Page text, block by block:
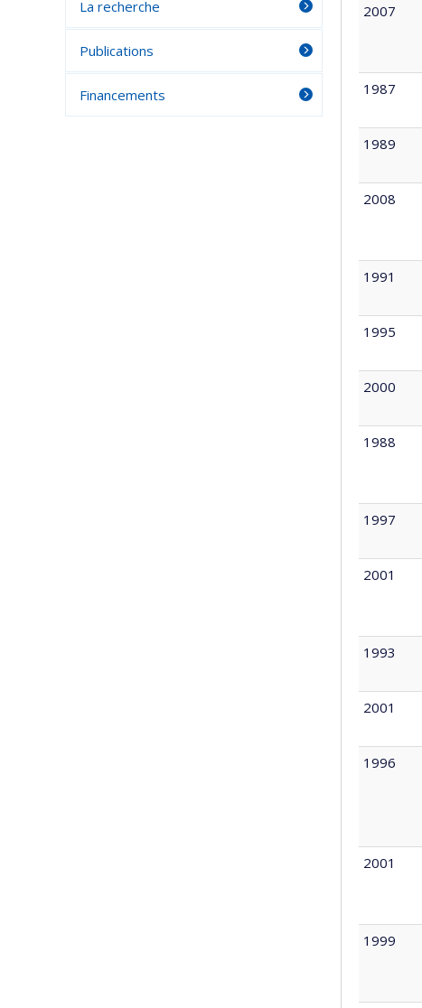
2007
1987
1989
2008
1991
1995
2000
1988
1997
2001
1993
2001
1996
2001
1999
La recherche
Publications
Financements